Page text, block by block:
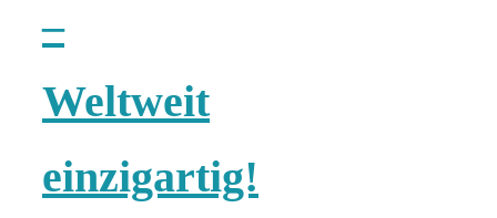
–
Weltweit
einzigartig!